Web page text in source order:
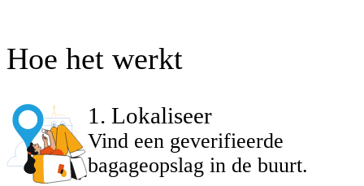
Hoe het werkt
1 . Lokaliseer
Vind een geverifieerde
bagageopslag in de buurt.